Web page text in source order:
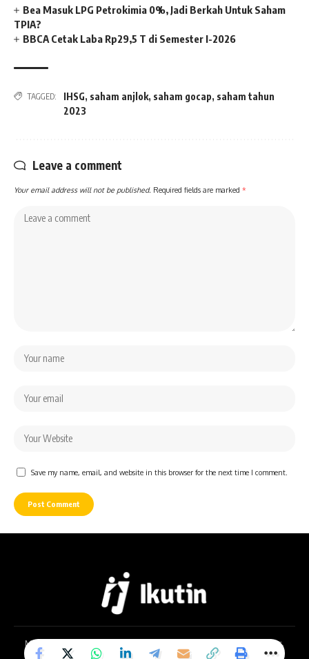
Bea Masuk LPG Petrokimia 0%, Jadi Berkah Untuk Saham
TPIA?
BBCA Cetak Laba Rp29,5 T di Semester I-2026
TAGGED: IHSG, saham anjlok, saham gocap, saham tahun
2023
Leave a comment
Your email address will not be published. Required fields are marked *
Save my name, email, and website in this browser for the next time I comment.
Mentari Greenwich B7-8, Jl. Letda Sujono No.64, Bandar Selamat, Kec.
Medan Tembung, Kota Medan, Sumatera Utara 20223